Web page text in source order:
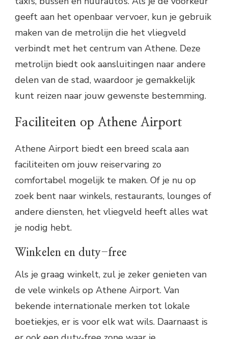
geeft aan het openbaar vervoer, kun je gebruik
maken van de metrolijn die het vliegveld
verbindt met het centrum van Athene. Deze
metrolijn biedt ook aansluitingen naar andere
delen van de stad, waardoor je gemakkelijk
kunt reizen naar jouw gewenste bestemming.
Faciliteiten op Athene Airport
Athene Airport biedt een breed scala aan
faciliteiten om jouw reiservaring zo
comfortabel mogelijk te maken. Of je nu op
zoek bent naar winkels, restaurants, lounges of
andere diensten, het vliegveld heeft alles wat
je nodig hebt.
Winkelen en duty-free
Als je graag winkelt, zul je zeker genieten van
de vele winkels op Athene Airport. Van
bekende internationale merken tot lokale
boetiekjes, er is voor elk wat wils. Daarnaast is